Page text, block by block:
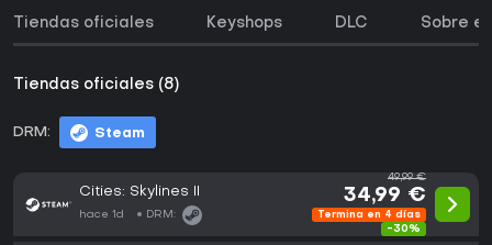
Tiendas oficiales Keyshops DLC Sobre
Tiendas oficiales (8)
DRM: Steam
Cities: Skylines II
hace 1d DRM:
49,99 €
34,99 €
Termina en 4 días
-30%